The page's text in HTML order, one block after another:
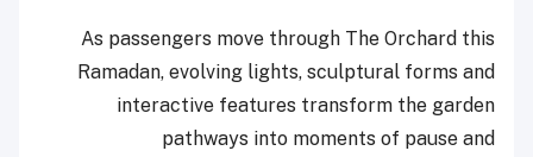
As passengers move through The Orchard this
Ramadan, evolving lights, sculptural forms and
interactive features transform the garden
pathways into moments of pause and